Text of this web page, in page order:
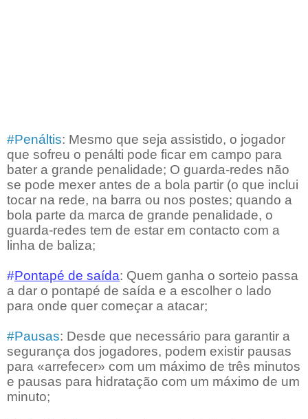
#Penáltis: Mesmo que seja assistido, o jogador
que sofreu o penálti pode ficar em campo para
bater a grande penalidade; O guarda-redes não
se pode mexer antes de a bola partir (o que inclui
tocar na rede, na barra ou nos postes; quando a
bola parte da marca de grande penalidade, o
guarda-redes tem de estar em contacto com a
linha de baliza;
#Pontapé de saída: Quem ganha o sorteio passa
a dar o pontapé de saída e a escolher o lado
para onde quer começar a atacar;
#Pausas: Desde que necessário para garantir a
segurança dos jogadores, podem existir pausas
para «arrefecer» com um máximo de três minutos
e pausas para hidratação com um máximo de um
minuto;